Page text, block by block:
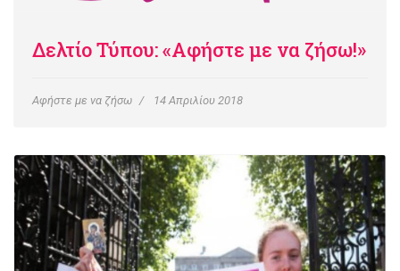
Δελτίο Τύπου: «Αφήστε με να ζήσω!»
Αφήστε με να ζήσω 14 Απριλίου 2018